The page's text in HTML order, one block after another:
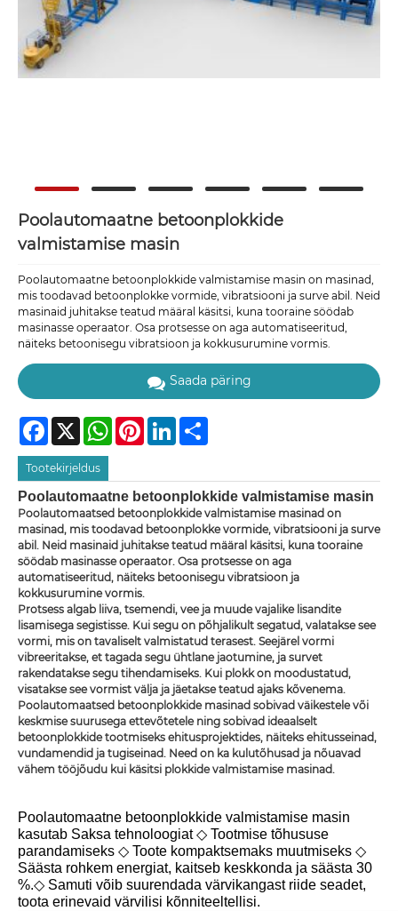
Poolautomaatne betoonplokkide
valmistamise masin
Poolautomaatne betoonplokkide valmistamise masin on masinad,
mis toodavad betoonplokke vormide, vibratsiooni ja surve abil. Neid
masinaid juhitakse teatud määral käsitsi, kuna tooraine söödab
masinasse operaator. Osa protsesse on aga automatiseeritud,
näiteks betoonisegu vibratsioon ja kokkusurumine vormis.
Saada päring
Facebook
X WhatsAppPinterestLinkedIn
Tootekirjeldus
Poolautomaatne betoonplokkide valmistamise masin
Poolautomaatsed betoonplokkide valmistamise masinad on
masinad, mis toodavad betoonplokke vormide, vibratsiooni ja surve
abil. Neid masinaid juhitakse teatud määral käsitsi, kuna tooraine
söödab masinasse operaator. Osa protsesse on aga
automatiseeritud, näiteks betoonisegu vibratsioon ja
kokkusurumine vormis.
Protsess algab liiva, tsemendi, vee ja muude vajalike lisandite
lisamisega segistisse. Kui segu on põhjalikult segatud, valatakse see
vormi, mis on tavaliselt valmistatud terasest. Seejärel vormi
vibreeritakse, et tagada segu ühtlane jaotumine, ja survet
rakendatakse segu tihendamiseks. Kui plokk on moodustatud,
visatakse see vormist välja ja jäetakse teatud ajaks kõvenema.
Poolautomaatsed betoonplokkide masinad sobivad väikestele või
keskmise suurusega ettevõtetele ning sobivad ideaalselt
betoonplokkide tootmiseks ehitusprojektides, näiteks ehitusseinad,
vundamendid ja tugiseinad. Need on ka kulutõhusad ja nõuavad
vähem tööjõudu kui käsitsi plokkide valmistamise masinad.
Poolautomaatne betoonplokkide valmistamise masin
kasutab Saksa tehnoloogiat ◇ Tootmise tõhususe
parandamiseks ◇ Toote kompaktsemaks muutmiseks ◇
Säästa rohkem energiat, kaitseb keskkonda ja säästa 30
%.◇ Samuti võib suurendada värvikangast riide seadet,
toota erinevaid värvilisi kõnniteeltellisi.